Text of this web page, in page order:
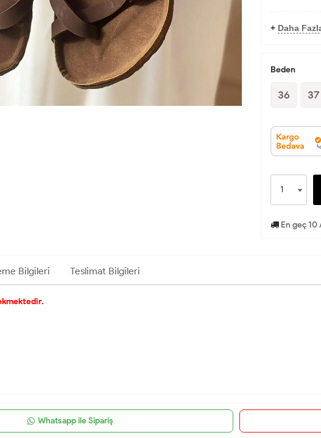
+ Daha
Beden
36 37
En geç 10
Bilgileri Teslimat Bilgileri
Whatsapp ile Sipariş